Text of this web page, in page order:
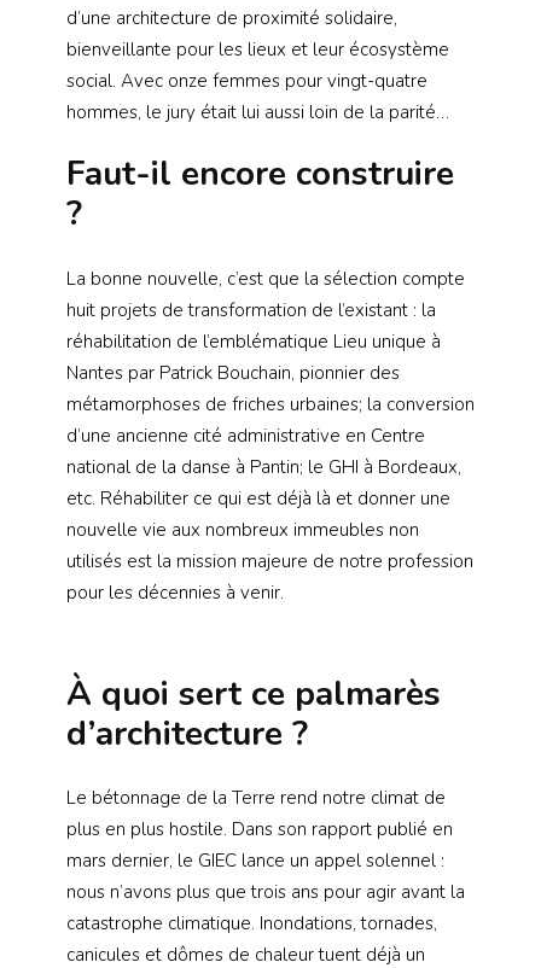
d’une architecture de proximité solidaire,
bienveillante pour les lieux et leur écosystème
social. Avec onze femmes pour vingt-quatre
hommes, le jury était lui aussi loin de la parité…
Faut-il encore construire
?
La bonne nouvelle, c’est que la sélection compte
huit projets de transformation de l’existant : la
réhabilitation de l’emblématique Lieu unique à
Nantes par Patrick Bouchain, pionnier des
métamorphoses de friches urbaines; la conversion
d’une ancienne cité administrative en Centre
national de la danse à Pantin; le GHI à Bordeaux,
etc. Réhabiliter ce qui est déjà là et donner une
nouvelle vie aux nombreux immeubles non
utilisés est la mission majeure de notre profession
pour les décennies à venir.
À quoi sert ce palmarès
d’architecture ?
Le bétonnage de la Terre rend notre climat de
plus en plus hostile. Dans son rapport publié en
mars dernier, le GIEC lance un appel solennel :
nous n’avons plus que trois ans pour agir avant la
catastrophe climatique. Inondations, tornades,
canicules et dômes de chaleur tuent déjà un